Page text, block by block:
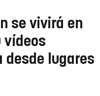
se vivirá en
vídeos
lugares